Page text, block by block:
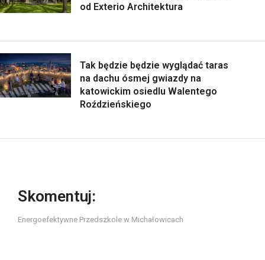
od Exterio Architektura
Tak będzie będzie wyglądać taras
na dachu ósmej gwiazdy na
katowickim osiedlu Walentego
Roździeńskiego
Skomentuj:
Energoefektywne Przedszkole w Michałowicach